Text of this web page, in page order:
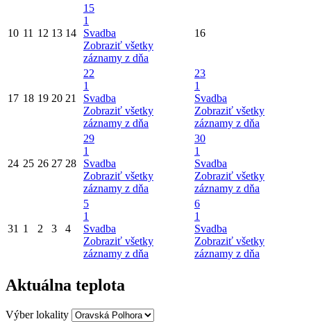
10 11 12 13 14
15
1
Svadba
Zobraziť všetky
záznamy z dňa
16
17 18 19 20 21
22
1
Svadba
Zobraziť všetky
záznamy z dňa
23
1
Svadba
Zobraziť všetky
záznamy z dňa
24 25 26 27 28
29
1
Svadba
Zobraziť všetky
záznamy z dňa
30
1
Svadba
Zobraziť všetky
záznamy z dňa
31 1 2 3 4
5
1
Svadba
Zobraziť všetky
záznamy z dňa
6
1
Svadba
Zobraziť všetky
záznamy z dňa
Aktuálna teplota
Výber lokality